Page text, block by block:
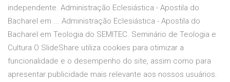
independente. Administração Eclesiástica - Apostila do
Bacharel em ... Administração Eclesiástica - Apostila do
Bacharel em Teologia do SEMITEC. Seminário de Teologia e
Cultura O SlideShare utiliza cookies para otimizar a
funcionalidade e o desempenho do site, assim como para
apresentar publicidade mais relevante aos nossos usuários.